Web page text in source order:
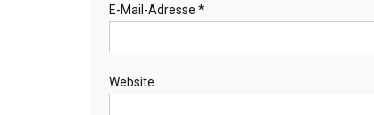
E-Mail-Adresse *
Website